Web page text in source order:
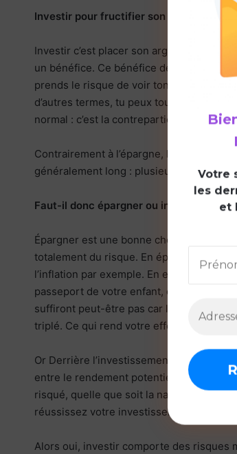
Investir pour fructifier son argent
Investir c’est placer son argent (dans
un bénéfice. Ce bénéfice dépend du
prends le risque de voir ton gain
d’autres termes, tu peux tout gagner
normal : c’est la contrepartie logique de
Contrairement à l’épargne, l’horizon
généralement long : plusieurs années,
Faut-il donc épargner ou investir ?
Épargner est une bonne chose, mais
totalement du risque. En épargnant, vous
l’inflation par exemple. En effet, si vous
passeport de votre enfant, dans 10 ans,
suffiront peut-être pas car le prix du
triplé. Ce qui rend votre effort d’épargne
Or Derrière l’investissement, il y a une
entre le rendement potentiel et le risque.
risqué, quelle que soit la nature de
réussissez votre investissement vous
Alors oui, investir comporte des risques
Votre
les
et